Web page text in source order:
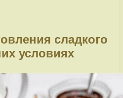
сладкого
условиях